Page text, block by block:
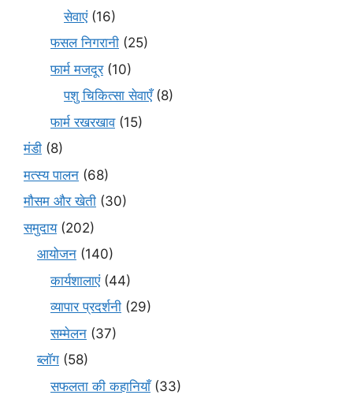
सेवाएं(16)
फसल निगरानी (25)
फार्म मजदूर(10)
पशु चिकित्सा सेवाएँ(8)
फार्म रखरखाव(15)
मंडी (8)
मत्स्य पालन (68)
मौसम और खेती (30)
समुदाय(202)
आयोजन (140)
कार्यशालाएं(44)
व्यापार प्रदर्शनी (29)
सम्मेलन (37)
ब्लॉग (58)
सफलता की कहानियाँ(33)